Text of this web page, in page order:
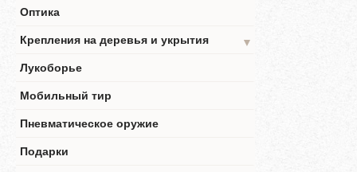
Оптика
Крепления на деревья и укрытия
▼
Лукоборье
Мобильный тир
Пневматическое оружие
Подарки